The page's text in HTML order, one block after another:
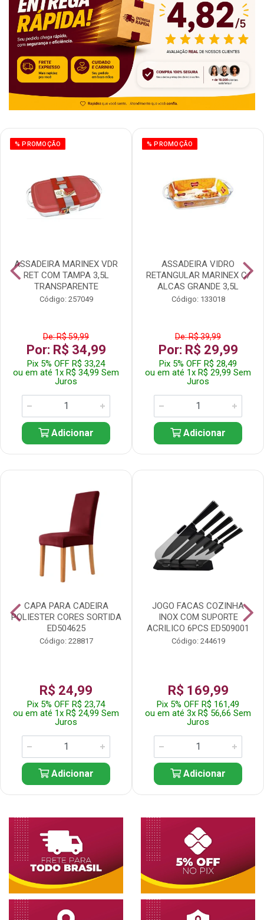
% PROMOÇÃO
ASSADEIRA MARINEX VDR
RET COM TAMPA 3,5L
TRANSPARENTE
Código: 257049
De: R$ 59,99
Por: R$ 34,99
Pix 5% OFF R$ 33,24
ou em até 1x R$ 34,99 Sem
Juros
Adicionar
% PROMOÇÃO
ASSADEIRA VIDRO
RETANGULAR MARINEX C/
ALCAS GRANDE 3,5L
Código: 133018
De: R$ 39,99
Por: R$ 29,99
Pix 5% OFF R$ 28,49
ou em até 1x R$ 29,99 Sem
Juros
Adicionar
CAPA PARA CADEIRA
POLIESTER CORES SORTIDA
ED504625
Código: 228817
R$ 24,99
Pix 5% OFF R$ 23,74
ou em até 1x R$ 24,99 Sem
Juros
Adicionar
JOGO FACAS COZINHA
INOX COM SUPORTE
ACRILICO 6PCS ED509001
Código: 244619
R$ 169,99
Pix 5% OFF R$ 161,49
ou em até 3x R$ 56,66 Sem
Juros
Adicionar